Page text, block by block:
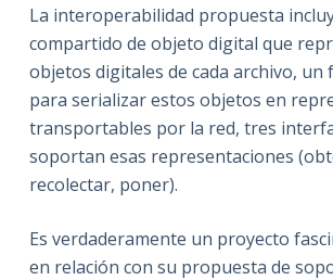
La interoperabilidad propuesta
compartido de objeto digital que
objetos digitales de cada archivo, un
para serializar estos objetos en
transportables por la red, tres
soportan esas representaciones
recolectar, poner).
Es verdaderamente un proyecto
en relación con su propuesta de